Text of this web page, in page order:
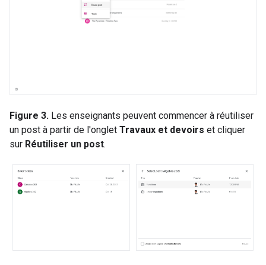
Figure 3. Les enseignants peuvent commencer à réutiliser
un post à partir de l'onglet Travaux et devoirs et cliquer
sur Réutiliser un post.